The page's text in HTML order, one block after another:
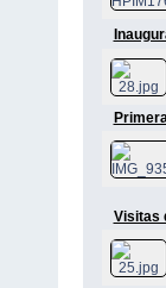
Visitas